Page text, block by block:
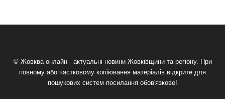
© Жовква онлайн - актуальні новини Жовківщини та регіону. При
повному або частковому копіювання матеріалів відкрите для
пошукових систем посилання обов'язкове!